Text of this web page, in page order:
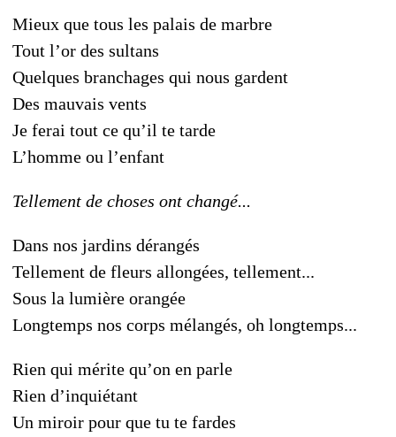
Mieux que tous les palais de marbre
Tout l’or des sultans
Quelques branchages qui nous gardent
Des mauvais vents
Je ferai tout ce qu’il te tarde
L’homme ou l’enfant
Tellement de choses ont changé...
Dans nos jardins dérangés
Tellement de fleurs allongées, tellement...
Sous la lumière orangée
Longtemps nos corps mélangés, oh longtemps...
Rien qui mérite qu’on en parle
Rien d’inquiétant
Un miroir pour que tu te fardes